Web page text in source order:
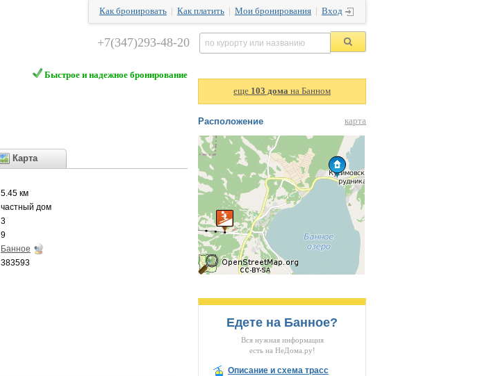
Как бронировать Как платить Мои бронирования Вход
+7(347)293-48-20
Быстрое и надежное бронирование
Карта
5.45 км
частный дом
3
9
Банное
383593
еще 103 дома на Банном
Расположение карта
Едете на Банное?
Вся нужная информация
есть на НеДома.ру!
Описание и схема трасс